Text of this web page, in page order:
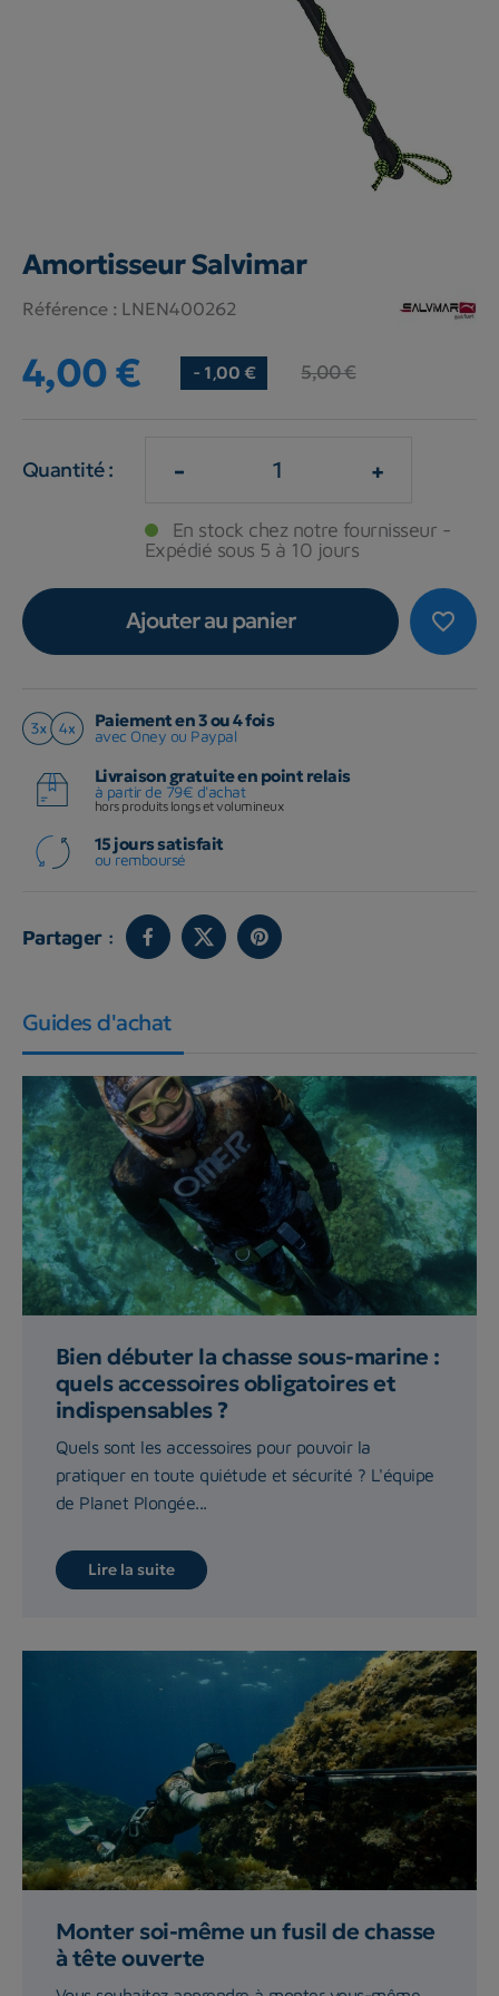
Amortisseur Salvimar
Référence : LNEN400262
4,00 € - 1,00 € 5,00 €
Quantité : - +
En stock chez notre fournisseur -
Expédié sous 5 à 10 jours
favorite_border
Ajouter au panier
Paiement en 3 ou 4 fois
avec Oney ou Paypal
Livraison gratuite en point relais
à partir de 79€ d'achat
hors produits longs et volumineux
15 jours satisfait
ou remboursé
Partager :
Guides d'achat
Bien débuter la chasse sous-marine :
quels accessoires obligatoires et
indispensables ?
Quels sont les accessoires pour pouvoir la
pratiquer en toute quiétude et sécurité ? L'équipe
de Planet Plongée...
Lire la suite
Monter soi-même un fusil de chasse
à tête ouverte